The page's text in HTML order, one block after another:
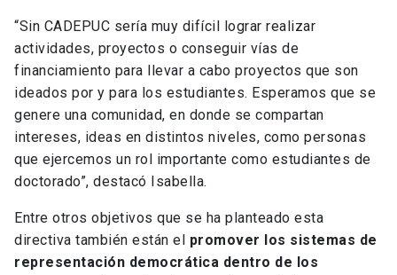
“Sin CADEPUC sería muy difícil lograr realizar
actividades, proyectos o conseguir vías de
financiamiento para llevar a cabo proyectos que son
ideados por y para los estudiantes. Esperamos que se
genere una comunidad, en donde se compartan
intereses, ideas en distintos niveles, como personas
que ejercemos un rol importante como estudiantes de
doctorado”, destacó Isabella.
Entre otros objetivos que se ha planteado esta
directiva también están el promover los sistemas de
representación democrática dentro de los